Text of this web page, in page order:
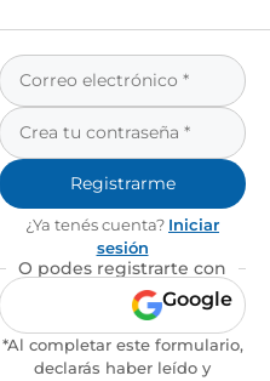
Registrarme
¿Ya tenés cuenta? Iniciar
sesión
O podes registrarte con
Google
*Al completar este formulario,
declarás haber leído y